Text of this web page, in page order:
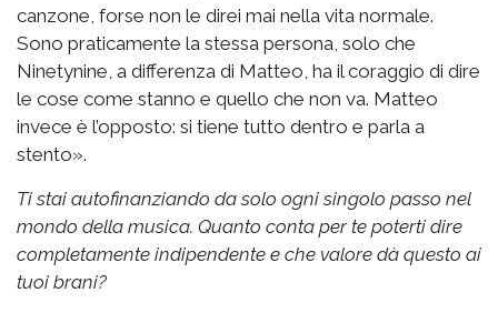
canzone, forse non le direi mai nella vita normale.
Sono praticamente la stessa persona, solo che
Ninetynine, a differenza di Matteo, ha il coraggio di dire
le cose come stanno e quello che non va. Matteo
invece è l’opposto: si tiene tutto dentro e parla a
stento».
Ti stai autofinanziando da solo ogni singolo passo nel
mondo della musica. Quanto conta per te poterti dire
completamente indipendente e che valore dà questo ai
tuoi brani?